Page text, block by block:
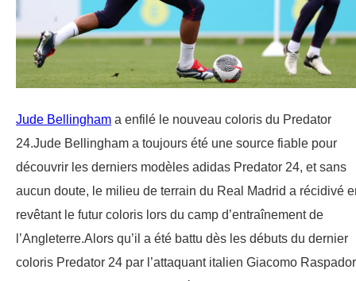
Jude Bellingham a enfilé le nouveau coloris du Predator
24.Jude Bellingham a toujours été une source fiable pour
découvrir les derniers modèles adidas Predator 24, et sans
aucun doute, le milieu de terrain du Real Madrid a récidivé
revêtant le futur coloris lors du camp d’entraînement de
l’Angleterre.Alors qu’il a été battu dès les débuts du dernier
coloris Predator 24 par l’attaquant italien Giacomo